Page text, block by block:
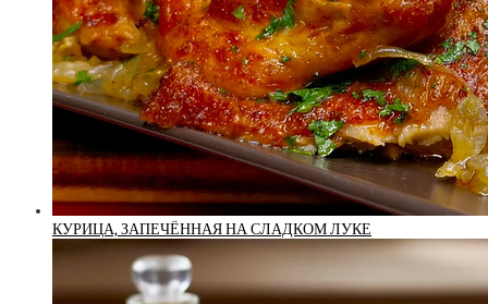
КУРИЦА, ЗАПЕЧЁННАЯ НА СЛАДКОМ ЛУКЕ